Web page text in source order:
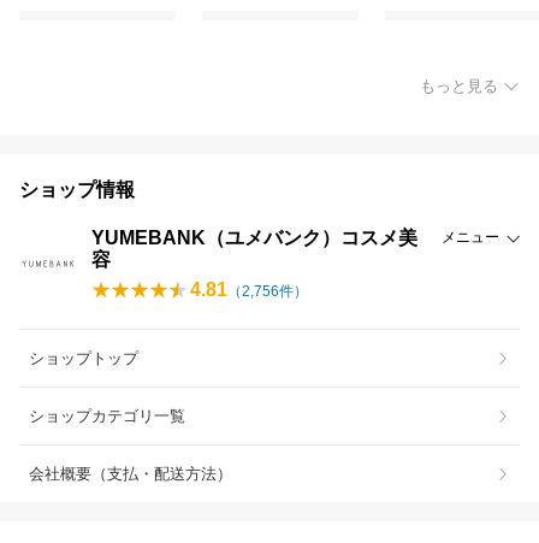
もっと見る
ショップ情報
YUMEBANK（ユメバンク）コスメ美
容
メニュー
4.81 （2,756件）
ショップトップ
ショップカテゴリ一覧
会社概要（支払・配送方法）